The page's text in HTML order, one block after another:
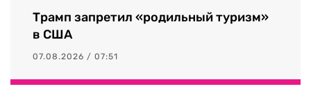
Трамп запретил «родильный туризм»
в США
07.08.2026 / 07:51